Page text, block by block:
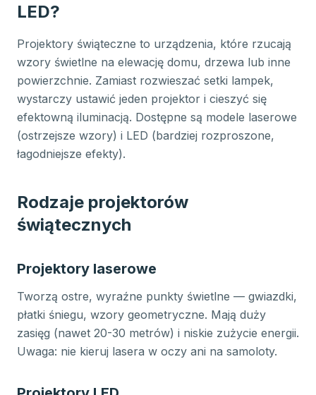
LED?
Projektory świąteczne to urządzenia, które rzucają
wzory świetlne na elewację domu, drzewa lub inne
powierzchnie. Zamiast rozwieszać setki lampek,
wystarczy ustawić jeden projektor i cieszyć się
efektowną iluminacją. Dostępne są modele laserowe
(ostrzejsze wzory) i LED (bardziej rozproszone,
łagodniejsze efekty).
Rodzaje projektorów
świątecznych
Projektory laserowe
Tworzą ostre, wyraźne punkty świetlne — gwiazdki,
płatki śniegu, wzory geometryczne. Mają duży
zasięg (nawet 20-30 metrów) i niskie zużycie energii.
Uwaga: nie kieruj lasera w oczy ani na samoloty.